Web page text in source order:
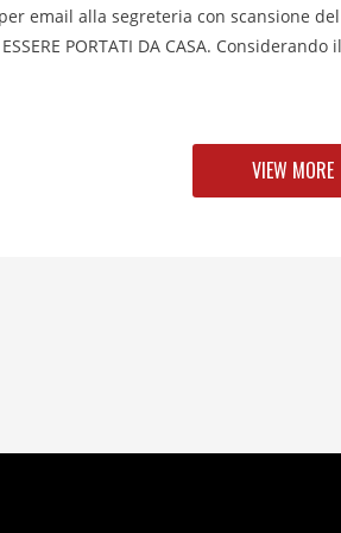
per email alla segreteria con scansione
PORTATI DA CASA. Considerando il
VIEW MORE